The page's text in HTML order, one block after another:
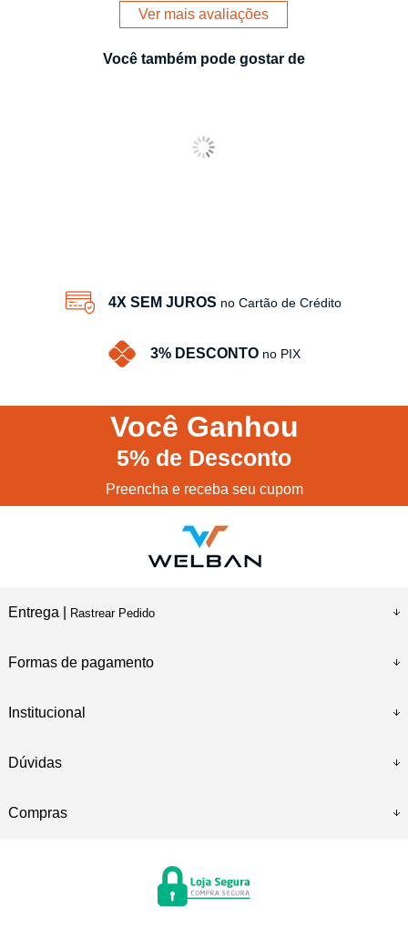
Ver mais avaliações
Você também pode gostar de
4X SEM JUROS no Cartão de Crédito
3% DESCONTO no PIX
Você Ganhou
5% de Desconto
Preencha e receba seu cupom
Entrega | Rastrear Pedido
Formas de pagamento
Institucional
Dúvidas
Compras